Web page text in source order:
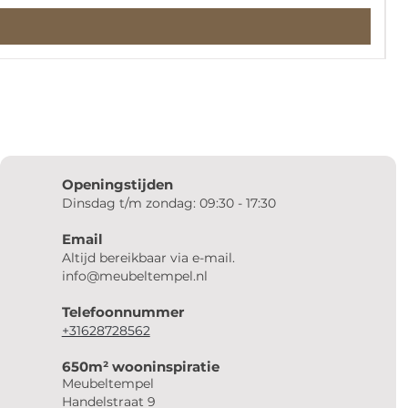
Openingstijden
Dinsdag t/m zondag: 09:30 - 17:30
Email
Altijd bereikbaar via e-mail.
info@meubeltempel.nl
Telefoonnummer
+31628728562
650m² wooninspiratie
Meubeltempel
Handelstraat 9